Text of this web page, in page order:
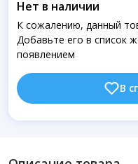
Нет в наличии
К сожалению, данный
Добавьте его в список
появлением
В